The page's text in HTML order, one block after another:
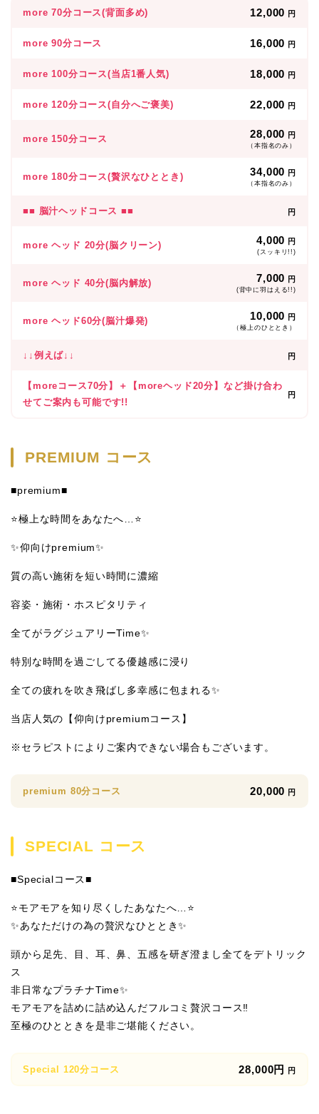
more 70分コース(背面多め) 12,000 円
more 90分コース 16,000 円
more 100分コース(当店1番人気) 18,000 円
more 120分コース(自分へご褒美) 22,000 円
more 150分コース 28,000 円
（本指名のみ）
more 180分コース(贅沢なひととき) 34,000 円
（本指名のみ）
■■ 脳汁ヘッドコース ■■ 円
more ヘッド 20分(脳クリーン) 4,000 円
(スッキリ!!)
more ヘッド 40分(脳内解放) 7,000 円
(背中に羽はえる!!)
more ヘッド60分(脳汁爆発) 10,000 円
（極上のひととき）
↓↓例えば↓↓ 円
【moreコース70分】＋【moreヘッド20分】など掛け合わ
せてご案内も可能です!!
円
PREMIUM コース
■premium■
⭐️極上な時間をあなたへ…⭐️
✨仰向けpremium✨
質の高い施術を短い時間に濃縮
容姿・施術・ホスピタリティ
全てがラグジュアリーTime✨
特別な時間を過ごしてる優越感に浸り
全ての疲れを吹き飛ばし多幸感に包まれる✨
当店人気の【仰向けpremiumコース】
※セラピストによりご案内できない場合もございます。
premium 80分コース 20,000 円
SPECIAL コース
■Specialコース■
⭐️モアモアを知り尽くしたあなたへ…⭐️
✨あなただけの為の贅沢なひととき✨
頭から足先、目、耳、鼻、五感を研ぎ澄まし全てをデトリック
ス
非日常なプラチナTime✨
モアモアを詰めに詰め込んだフルコミ贅沢コース‼
至極のひとときを是非ご堪能ください。
Special 120分コース 28,000円 円